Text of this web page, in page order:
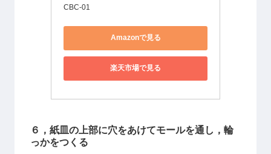
CBC-01
Amazonで見る
楽天市場で見る
６，紙皿の上部に穴をあけてモールを通し，輪
っかをつくる